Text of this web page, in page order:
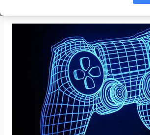
kundrecensioner